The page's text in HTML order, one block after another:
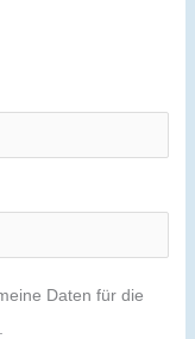
Daten für die